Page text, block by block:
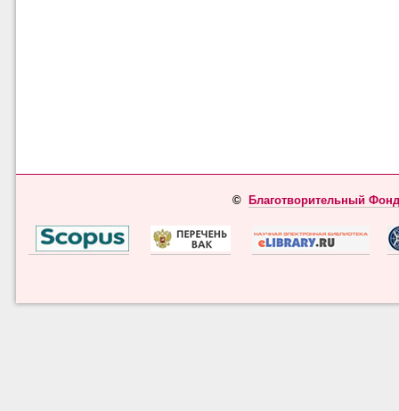
© Благотворительный